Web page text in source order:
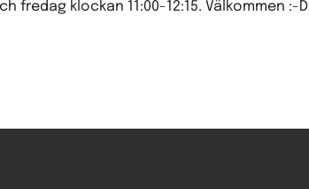
fredag klockan 11:00-12:15. Välkommen :-D